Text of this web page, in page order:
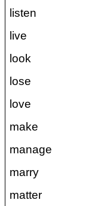
listen
live
look
lose
love
make
manage
marry
matter